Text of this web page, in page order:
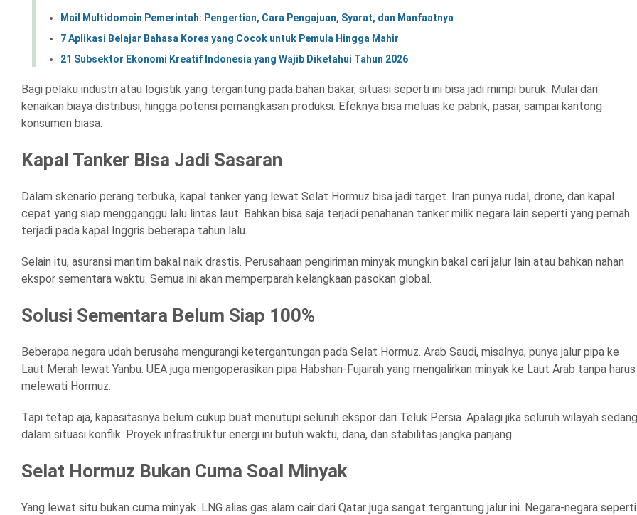
Mail Multidomain Pemerintah: Pengertian, Cara Pengajuan, Syarat, dan Manfaatnya
7 Aplikasi Belajar Bahasa Korea yang Cocok untuk Pemula Hingga Mahir
21 Subsektor Ekonomi Kreatif Indonesia yang Wajib Diketahui Tahun 2026
Bagi pelaku industri atau logistik yang tergantung pada bahan bakar, situasi seperti ini bisa jadi mimpi buruk. Mulai dari
kenaikan biaya distribusi, hingga potensi pemangkasan produksi. Efeknya bisa meluas ke pabrik, pasar, sampai kantong
konsumen biasa.
Kapal Tanker Bisa Jadi Sasaran
Dalam skenario perang terbuka, kapal tanker yang lewat Selat Hormuz bisa jadi target. Iran punya rudal, drone, dan kapal
cepat yang siap mengganggu lalu lintas laut. Bahkan bisa saja terjadi penahanan tanker milik negara lain seperti yang pernah
terjadi pada kapal Inggris beberapa tahun lalu.
Selain itu, asuransi maritim bakal naik drastis. Perusahaan pengiriman minyak mungkin bakal cari jalur lain atau bahkan nahan
ekspor sementara waktu. Semua ini akan memperparah kelangkaan pasokan global.
Solusi Sementara Belum Siap 100%
Beberapa negara udah berusaha mengurangi ketergantungan pada Selat Hormuz. Arab Saudi, misalnya, punya jalur pipa ke
Laut Merah lewat Yanbu. UEA juga mengoperasikan pipa Habshan-Fujairah yang mengalirkan minyak ke Laut Arab tanpa harus
melewati Hormuz.
Tapi tetap aja, kapasitasnya belum cukup buat menutupi seluruh ekspor dari Teluk Persia. Apalagi jika seluruh wilayah sedang
dalam situasi konflik. Proyek infrastruktur energi ini butuh waktu, dana, dan stabilitas jangka panjang.
Selat Hormuz Bukan Cuma Soal Minyak
Yang lewat situ bukan cuma minyak. LNG alias gas alam cair dari Qatar juga sangat tergantung jalur ini. Negara-negara seperti